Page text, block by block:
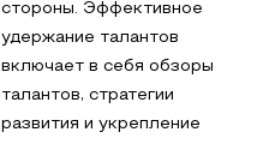
стороны. Эффективное
удержание талантов
включает в себя обзоры
талантов, стратегии
развития и укрепление